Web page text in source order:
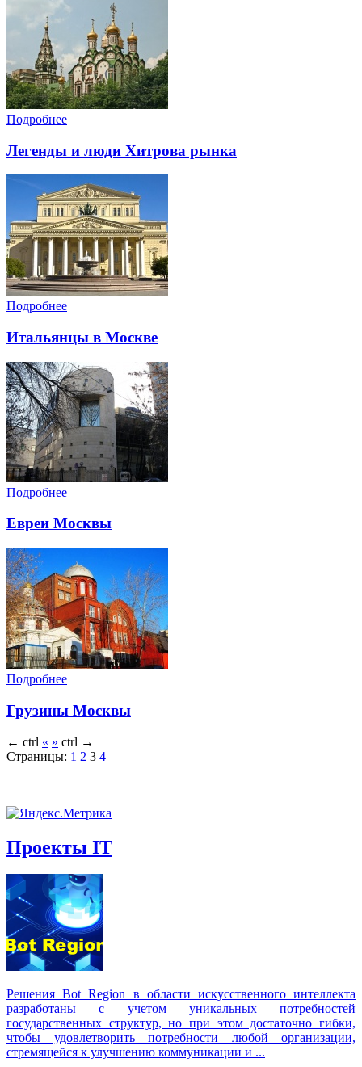
Подробнее
Легенды и люди Хитрова рынка
Подробнее
Итальянцы в Москве
Подробнее
Евреи Москвы
Подробнее
Грузины Москвы
← ctrl « » ctrl →
Страницы: 1 2 3 4
Проекты IT
Решения Вot Region в области искусственного интеллекта
разработаны с учетом уникальных потребностей
государственных структур, но при этом достаточно гибки,
чтобы удовлетворить потребности любой организации,
стремящейся к улучшению коммуникации и ...